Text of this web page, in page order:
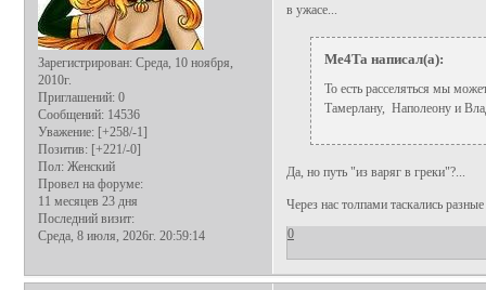
Зарегистрирован: Среда, 10 ноября,
2010г.
Приглашений: 0
Сообщений: 14536
Уважение: [+258/-1]
Позитив: [+221/-0]
Пол: Женский
Провел на форуме:
11 месяцев 23 дня
Последний визит:
Среда, 8 июля, 2026г. 20:59:14
в ужасе...
Me4Ta написал(а):
То есть расселяться мы
Тамерлану, Наполеону и
Да, но путь "из варяг в греки"?...
Через нас толпами таскались
0